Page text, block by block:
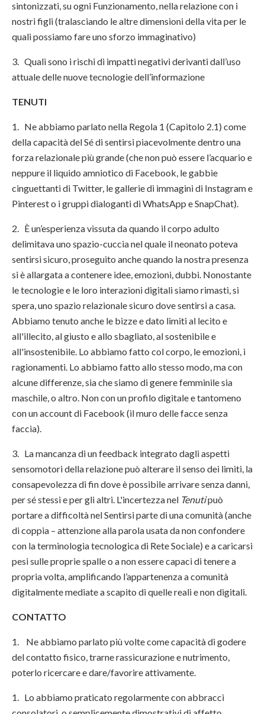
sintonizzati, su ogni Funzionamento, nella relazione con i
nostri figli (tralasciando le altre dimensioni della vita per le
quali possiamo fare uno sforzo immaginativo)
3. Quali sono i rischi di impatti negativi derivanti dall’uso
attuale delle nuove tecnologie dell’informazione
TENUTI
1. Ne abbiamo parlato nella Regola 1 (Capitolo 2.1) come
della capacità del Sé di sentirsi piacevolmente dentro una
forza relazionale più grande (che non può essere l’acquario e
neppure il liquido amniotico di Facebook, le gabbie
cinguettanti di Twitter, le gallerie di immagini di Instagram e
Pinterest o i gruppi dialoganti di WhatsApp e SnapChat).
2. È un’esperienza vissuta da quando il corpo adulto
delimitava uno spazio-cuccia nel quale il neonato poteva
sentirsi sicuro, proseguito anche quando la nostra presenza
si è allargata a contenere idee, emozioni, dubbi. Nonostante
le tecnologie e le loro interazioni digitali siamo rimasti, si
spera, uno spazio relazionale sicuro dove sentirsi a casa.
Abbiamo tenuto anche le bizze e dato limiti al lecito e
all'illecito, al giusto e allo sbagliato, al sostenibile e
all'insostenibile. Lo abbiamo fatto col corpo, le emozioni, i
ragionamenti. Lo abbiamo fatto allo stesso modo, ma con
alcune differenze, sia che siamo di genere femminile sia
maschile, o altro. Non con un profilo digitale e tantomeno
con un account di Facebook (il muro delle facce senza
faccia).
3. La mancanza di un feedback integrato dagli aspetti
sensomotori della relazione può alterare il senso dei limiti, la
consapevolezza di fin dove è possibile arrivare senza danni,
per sé stessi e per gli altri. L'incertezza nel Tenutipuò
portare a difficoltà nel Sentirsi parte di una comunità (anche
di coppia – attenzione alla parola usata da non confondere
con la terminologia tecnologica di Rete Sociale) e a caricarsi
pesi sulle proprie spalle o a non essere capaci di tenere a
propria volta, amplificando l’appartenenza a comunità
digitalmente mediate a scapito di quelle reali e non digitali.
CONTATTO
1. Ne abbiamo parlato più volte come capacità di godere
del contatto fisico, trarne rassicurazione e nutrimento,
poterlo ricercare e dare/favorire attivamente.
1. Lo abbiamo praticato regolarmente con abbracci